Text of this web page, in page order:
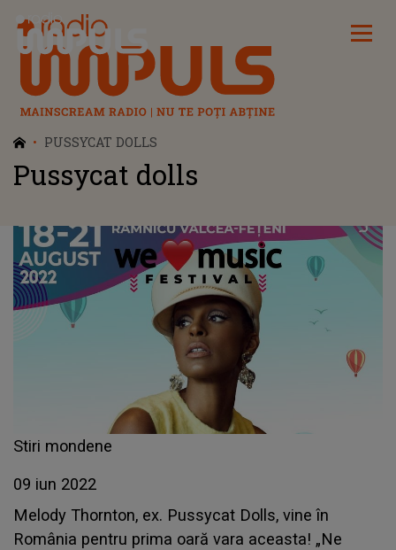
Radio Impuls
PUSSYCAT DOLLS
Pussycat dolls
Stiri mondene
09 iun 2022
Melody Thornton, ex. Pussycat Dolls, vine în
România pentru prima oară vara aceasta! „Ne